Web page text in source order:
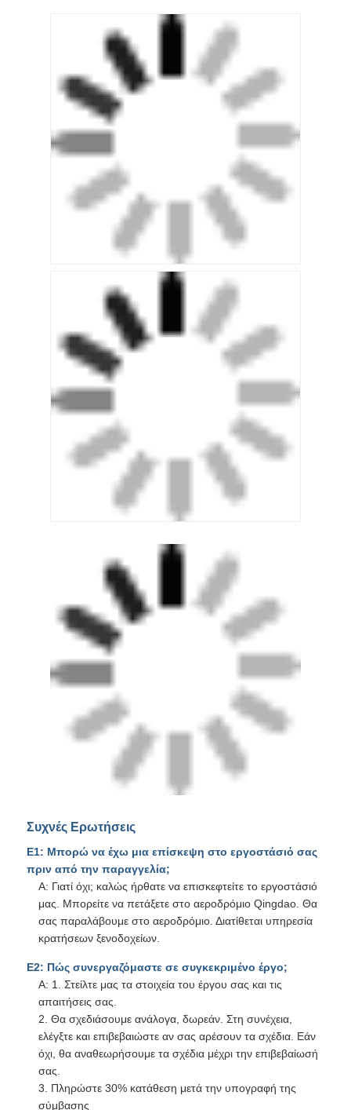
Συχνές Ερωτήσεις
Ε1: Μπορώ να έχω μια επίσκεψη στο εργοστάσιό σας
πριν από την παραγγελία;
Α: Γιατί όχι; καλώς ήρθατε να επισκεφτείτε το εργοστάσιό
μας. Μπορείτε να πετάξετε στο αεροδρόμιο Qingdao. Θα
σας παραλάβουμε στο αεροδρόμιο. Διατίθεται υπηρεσία
Α: 1. Στείλτε μας τα στοιχεία του έργου σας και τις
απαιτήσεις σας.
2. Θα σχεδιάσουμε ανάλογα, δωρεάν. Στη συνέχεια,
ελέγξτε και επιβεβαιώστε αν σας αρέσουν τα σχέδια. Εάν
όχι, θα αναθεωρήσουμε τα σχέδια μέχρι την επιβεβαίωσή
σας.
3. Πληρώστε 30% κατάθεση μετά την υπογραφή της
σύμβασης
4. Επιβεβαιώστε τις λεπτομέρειες του σχεδίου
5. Παραγωγή και πληρωμή της τελικής πληρωμής πριν
από την αποστολή
6. Προμήθεια Υπηρεσία εγκατάστασης on line ή επί
πληρωμή εγκατάσταση
Ε3: Ποιο είναι το εύρος τιμών των μεταλλικών